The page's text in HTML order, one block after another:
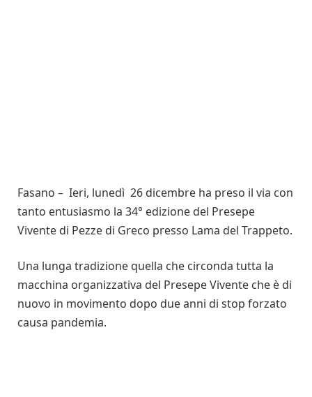
Fasano – Ieri, lunedì 26 dicembre ha preso il via con
tanto entusiasmo la 34° edizione del Presepe
Vivente di Pezze di Greco presso Lama del Trappeto.
Una lunga tradizione quella che circonda tutta la
macchina organizzativa del Presepe Vivente che è di
nuovo in movimento dopo due anni di stop forzato
causa pandemia.